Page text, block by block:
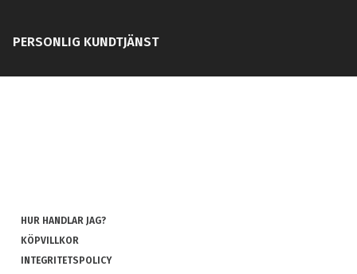
PERSONLIG KUNDTJÄNST
HUR HANDLAR JAG?
KÖPVILLKOR
INTEGRITETSPOLICY